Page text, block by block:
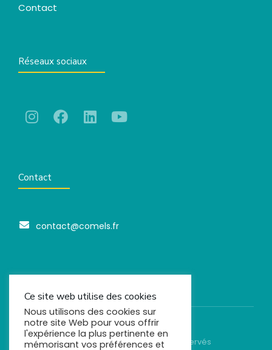
Contact
Réseaux sociaux
Contact
contact@comels.fr
© Comels - 2022. Tous droits réservés
Ce site web utilise des cookies
Nous utilisons des cookies sur
notre site Web pour vous offrir
l'expérience la plus pertinente en
mémorisant vos préférences et